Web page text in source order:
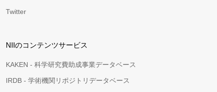
Twitter
NIIのコンテンツサービス
KAKEN - 科学研究費助成事業データベース
IRDB - 学術機関リポジトリデータベース